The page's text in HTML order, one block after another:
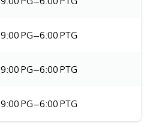
9:00 PG–6:00 PTG
9:00 PG–6:00 PTG
9:00 PG–6:00 PTG